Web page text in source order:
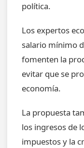
política.
Los expertos
salario mínimo
fomenten la
evitar que se
economía.
La propuesta
los ingresos de
impuestos y la